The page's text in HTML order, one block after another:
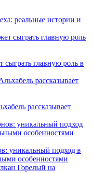
реальные истории и
главную роль в
рассказывает
уникальный подход в
особенностями